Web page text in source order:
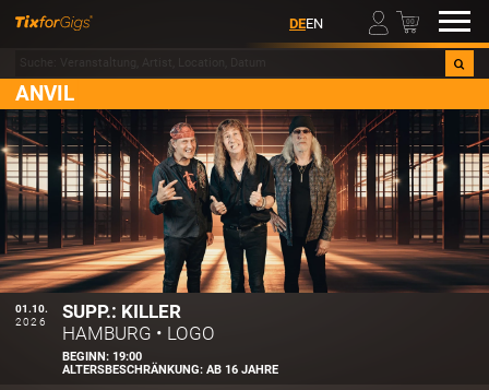
DEEN 00
ANVIL
01.10.
2026
SUPP.: KILLER
HAMBURG • LOGO
BEGINN:19:00
ALTERSBESCHRÄNKUNG:AB 16 JAHRE